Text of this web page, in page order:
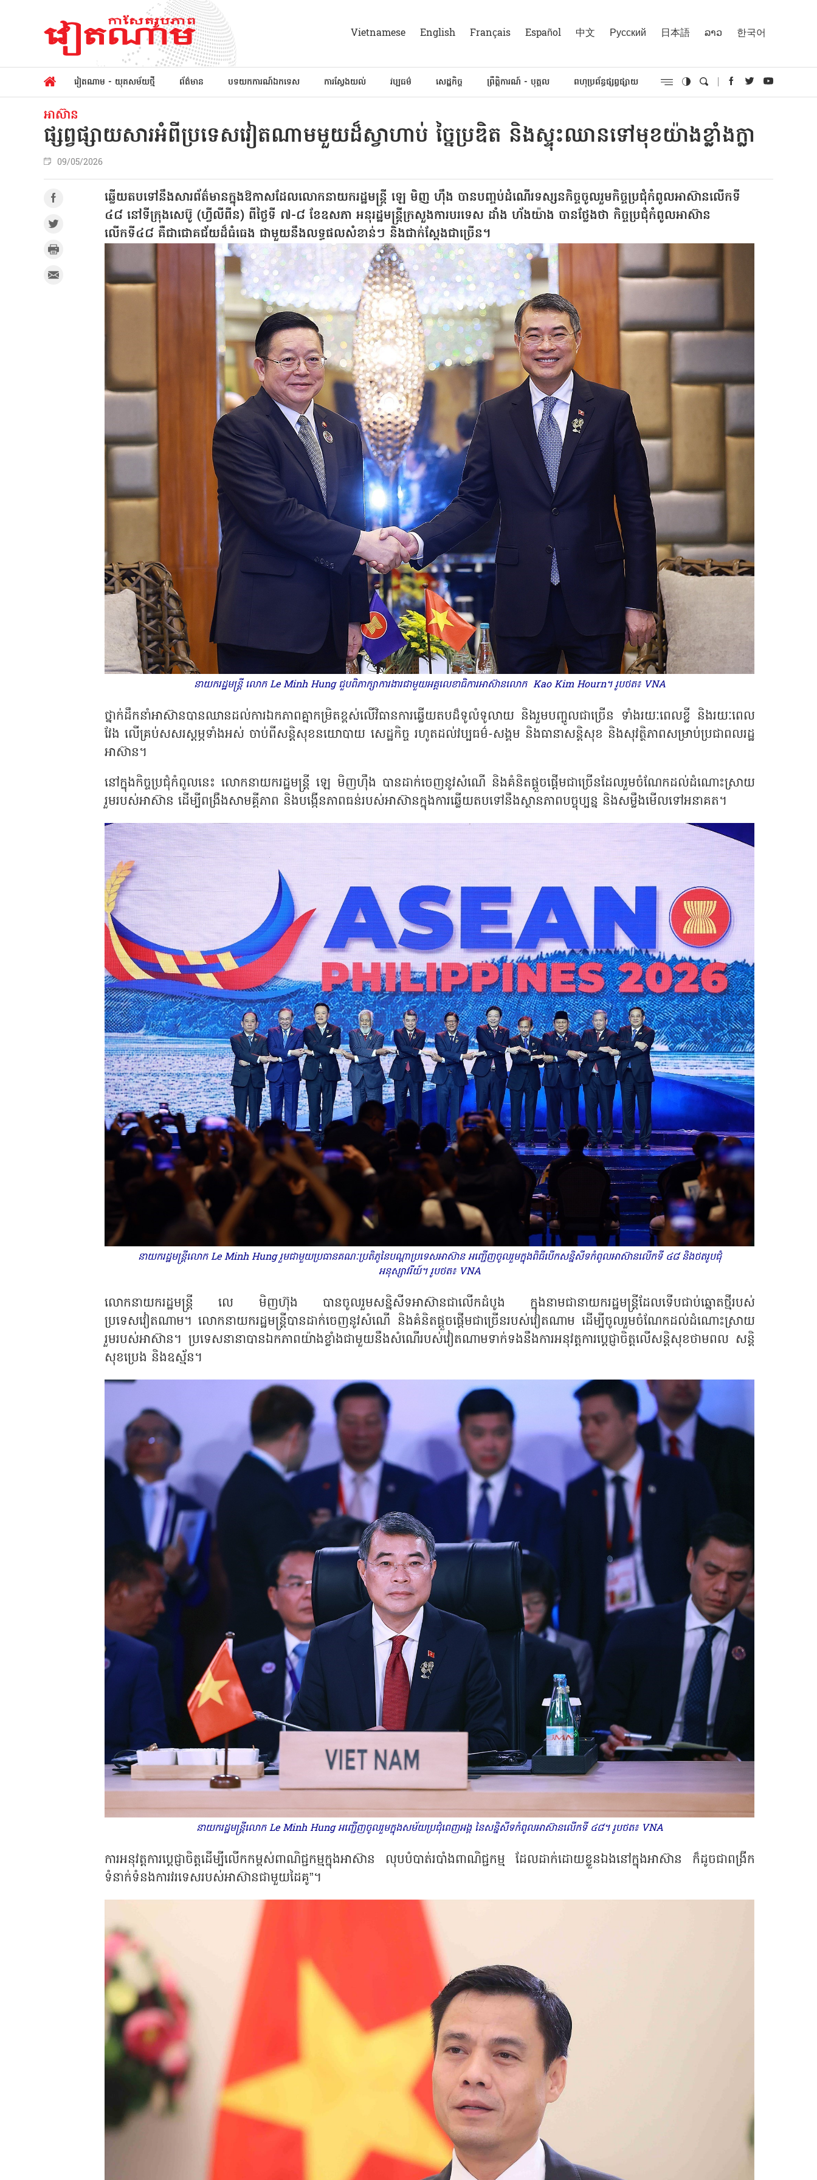
Vietnamese English Français Español 中文 Русский 日本語 ລາວ 한국어
វៀតណាម - យុគសម័យថ្មី ព័ត៌មាន បទយកការណ៍ឯកទេស ការស្វែងយល់ វប្បធម៌ សេដ្ឋកិច្ច ព្រឹត្តិការណ៍ - បុគ្គល ពហុប្រព័ន្ធផ្សព្វផ្សាយ
អាស៊ាន
ផ្សព្វផ្សាយសារអំពីប្រទេសវៀតណាមមួយដ៏ស្វាហាប់ ច្នៃប្រឌិត និងស្ទុះឈានទៅមុខយ៉ាងខ្លាំងក្លា
09/05/2026
ឆ្លើយតបទៅនឹងសារព័ត៌មានក្នុងឱកាសដែលលោកនាយករដ្ឋមន្ត្រី ឡេ មិញ ហ៊ឹង បានបញ្ចប់ដំណើរទស្សនកិច្ចចូលរួមកិច្ចប្រជុំកំពូលអាស៊ានលើកទី
៤៨ នៅទីក្រុងសេប៊ូ (ហ្វីលីពីន) ពីថ្ងៃទី ៧-៨ ខែឧសភា អនុរដ្ឋមន្ត្រីក្រសួងការបរទេស ដាំង ហ័ងយ៉ាង បានថ្លែងថា កិច្ចប្រជុំកំពូលអាស៊ាន
លើកទី៤៨ គឺជាជោគជ័យដ៏ធំធេង ជាមួយនឹងលទ្ធផលសំខាន់ៗ និងជាក់ស្តែងជាច្រើន។
នាយករដ្ឋមន្ត្រី លោក Le Minh Hung ជួបពិភាក្សាការងារជាមួយអគ្គលេខាធិការអាស៊ានលោក Kao Kim Hourn។ រូបថត៖ VNA
ថ្នាក់ដឹកនាំអាស៊ានបានឈានដល់ការឯកភាពគ្នាកម្រិត​ខ្ពស់​លើវិធានការឆ្លើយតបដ៏ទូលំទូលាយ និងរួមបញ្ចូលជាច្រើន ទាំងរយៈពេលខ្លី និងរយៈពេល
វែង លើគ្រប់សសរស្តម្ភទាំងអស់ ចាប់ពីសន្តិសុខនយោបាយ សេដ្ឋកិច្ច រហូតដល់វប្បធម៌-សង្គម និងធានាសន្តិសុខ និងសុវត្ថិភាពសម្រាប់ប្រជាពលរដ្ឋ
អាស៊ាន។
នៅក្នុងកិច្ចប្រជុំកំពូលនេះ លោកនាយករដ្ឋមន្ត្រី ឡេ មិញហ៊ឹង បានដាក់ចេញនូវសំណើ និងគំនិតផ្តួចផ្តើមជាច្រើនដែលរួមចំណែកដល់ដំណោះស្រាយ
រួមរបស់អាស៊ាន ដើម្បីពង្រឹងសាមគ្គីភាព និងបង្កើនភាពធន់របស់អាស៊ានក្នុងការឆ្លើយតបទៅនឹងស្ថានភាពបច្ចុប្បន្ន និងសម្លឹងមើលទៅអនាគត។
នាយករដ្ឋមន្ត្រីលោក Le Minh Hung រួមជាមួយប្រធានគណៈប្រតិភូនៃបណ្តាប្រទេសអាស៊ាន អញ្ជើញចូលរួមក្នុងពិធីបើកសន្និសីទកំពូលអាស៊ានលើកទី ៤៨ និងថតរូបជុំ
អនុស្សាវរីយ៍។ រូបថត៖ VNA
លោកនាយករដ្ឋមន្ត្រី លេ មិញហ៊ុង បានចូលរួមសន្និសីទអាស៊ានជាលើកដំបូង ក្នុងនាមជានាយករដ្ឋមន្ត្រីដែលទើបជាប់ឆ្នោតថ្មីរបស់
ប្រទេសវៀតណាម។ លោកនាយករដ្ឋមន្ត្រីបានដាក់ចេញនូវសំណើ និងគំនិតផ្តួចផ្តើមជាច្រើនរបស់វៀតណាម ដើម្បីចូលរួមចំណែកដល់ដំណោះស្រាយ
រួមរបស់អាស៊ាន។ ប្រទេសនានាបានឯកភាពយ៉ាងខ្លាំងជាមួយនឹងសំណើរបស់វៀតណាម​​ទាក់ទងនឹងការអនុវត្តការប្តេជ្ញាចិត្តលើសន្តិសុខថាមពល សន្តិ
សុខប្រេង និងឧស្ម័ន។
នាយករដ្ឋមន្ត្រីលោក Le Minh Hung អញ្ជើញចូលរួមក្នុងសម័យប្រជុំពេញអង្គ នៃសន្និសីទកំពូលអាស៊ានលើកទី ៤៨។ រូបថត៖ VNA
ការអនុវត្តការប្តេជ្ញាចិត្តដើម្បីលើកកម្ពស់ពាណិជ្ជកម្មក្នុងអាស៊ាន លុបបំបាត់របាំងពាណិជ្ជកម្ម ដែលដាក់ដោយខ្លួនឯងនៅក្នុងអាស៊ាន ក៏ដូចជាពង្រីក
ទំនាក់ទំនងការវរទេសរបស់អាស៊ានជាមួយដៃគូ”។